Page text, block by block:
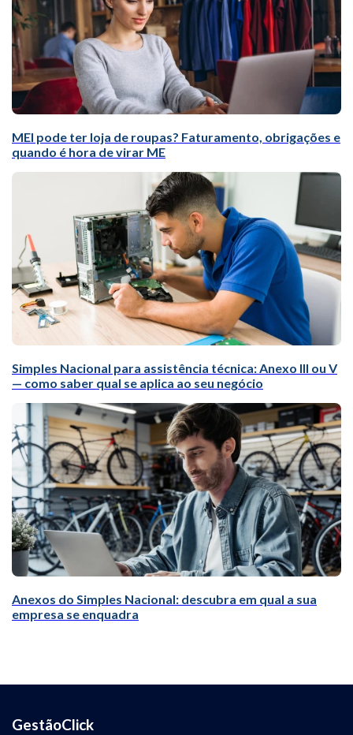
MEI pode ter loja de roupas? Faturamento, obrigações e
quando é hora de virar ME
Simples Nacional para assistência técnica: Anexo III ou V
— como saber qual se aplica ao seu negócio
Anexos do Simples Nacional: descubra em qual a sua
empresa se enquadra
GestãoClick